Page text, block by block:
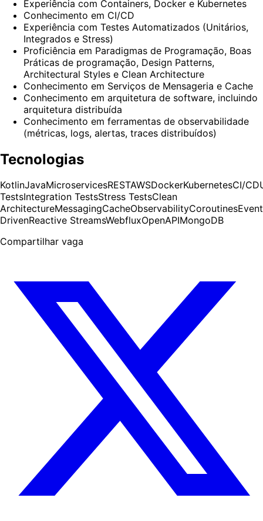
Experiência com Containers, Docker e Kubernetes
Conhecimento em CI/CD
Experiência com Testes Automatizados (Unitários,
Integrados e Stress)
Proficiência em Paradigmas de Programação, Boas
Práticas de programação, Design Patterns,
Architectural Styles e Clean Architecture
Conhecimento em Serviços de Mensageria e Cache
Conhecimento em arquitetura de software, incluindo
arquitetura distribuída
Conhecimento em ferramentas de observabilidade
(métricas, logs, alertas, traces distribuídos)
Tecnologias
KotlinJavaMicroservicesRESTAWSDockerKubernetesCI/CD
TestsIntegration TestsStress TestsClean
ArchitectureMessagingCacheObservabilityCoroutinesEvent
DrivenReactive StreamsWebfluxOpenAPIMongoDB
Compartilhar vaga